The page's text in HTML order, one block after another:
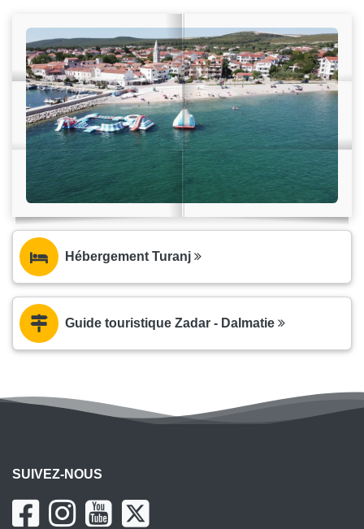
Hébergement Turanj
Guide touristique Zadar - Dalmatie
SUIVEZ-NOUS